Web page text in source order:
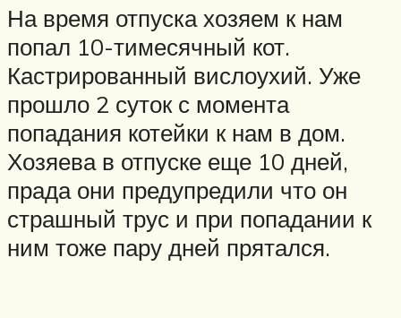
На время отпуска хозяем к нам
попал 10-тимесячный кот.
Кастрированный вислоухий. Уже
прошло 2 суток с момента
попадания котейки к нам в дом.
Хозяева в отпуске еще 10 дней,
прада они предупредили что он
страшный трус и при попадании к
ним тоже пару дней прятался.